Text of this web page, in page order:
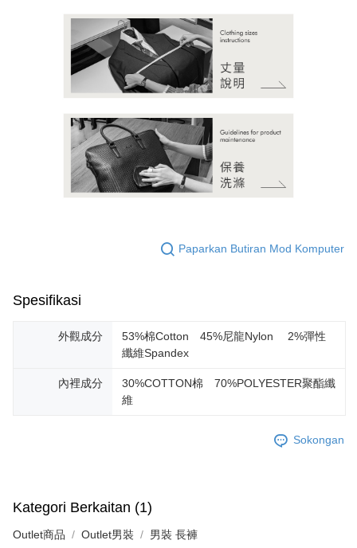
Paparkan Butiran Mod Komputer
Spesifikasi
外觀成分
53%棉Cotton 45%尼龍Nylon 2%彈性
纖維Spandex
內裡成分
30%COTTON棉 70%POLYESTER聚酯纖
維
Sokongan
Kategori Berkaitan (1)
Outlet商品 Outlet男裝 男裝 長褲